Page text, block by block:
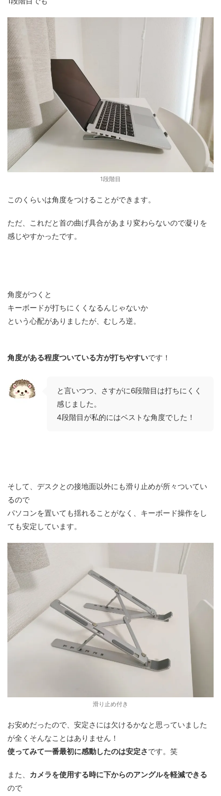
1段階目
このくらいは角度をつけることができます。
ただ、これだと首の曲げ具合があまり変わらないので凝りを
感じやすかったです。
角度がつくと
キーボードが打ちにくくなるんじゃないか
という心配がありましたが、むしろ逆。
角度がある程度ついている方が打ちやすいです！
と言いつつ、さすがに6段階目は打ちにくく
感じました。
4段階目が私的にはベストな角度でした！
そして、デスクとの接地面以外にも滑り止めが所々ついてい
るので
パソコンを置いても揺れることがなく、キーボード操作をし
ても安定しています。
滑り止め付き
お安めだったので、安定さには欠けるかなと思っていました
が全くそんなことはありません！
使ってみて一番最初に感動したのは安定さです。笑
また、 カメラを使用する時に下からのアングルを軽減できる
ので